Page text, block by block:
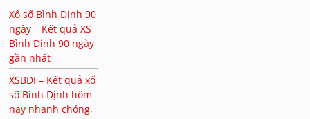
Xổ số Bình Định 90
ngày – Kết quả XS
Bình Định 90 ngày
gần nhất
XSBDI – Kết quả xổ
số Bình Định hôm
nay nhanh chóng,